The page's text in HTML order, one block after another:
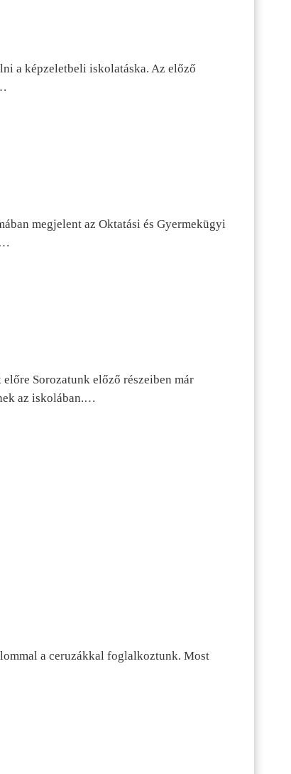
a képzeletbeli iskolatáska. Az előző
megjelent az Oktatási és Gyermekügyi
Sorozatunk előző részeiben már
az iskolában.…
a ceruzákkal foglalkoztunk. Most